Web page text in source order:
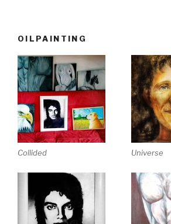
OILPAINTING
Collided Universe